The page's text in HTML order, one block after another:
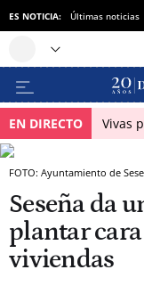
ES NOTICIA: Últimas noticias
EN DIRECTO Vivas
FOTO: Ayuntamiento de
Seseña da
plantar
viviendas